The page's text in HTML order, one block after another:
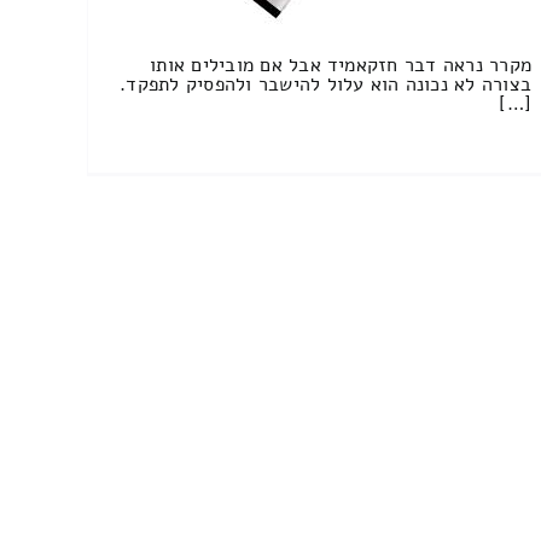
מקרר נראה דבר חזקאמיד אבל אם מובילים אותו
בצורה לא נכונה הוא עלול להישבר ולהפסיק לתפקד.
[…]